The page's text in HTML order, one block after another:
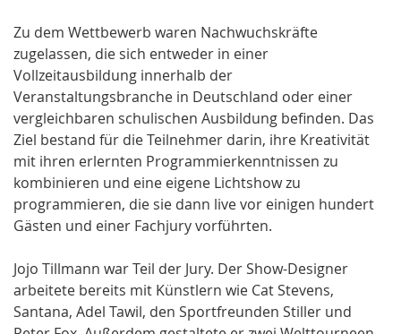
Zu dem Wettbewerb waren Nachwuchskräfte
zugelassen, die sich entweder in einer
Vollzeitausbildung innerhalb der
Veranstaltungsbranche in Deutschland oder einer
vergleichbaren schulischen Ausbildung befinden. Das
Ziel bestand für die Teilnehmer darin, ihre Kreativität
mit ihren erlernten Programmierkenntnissen zu
kombinieren und eine eigene Lichtshow zu
programmieren, die sie dann live vor einigen hundert
Gästen und einer Fachjury vorführten.
Jojo Tillmann war Teil der Jury. Der Show-Designer
arbeitete bereits mit Künstlern wie Cat Stevens,
Santana, Adel Tawil, den Sportfreunden Stiller und